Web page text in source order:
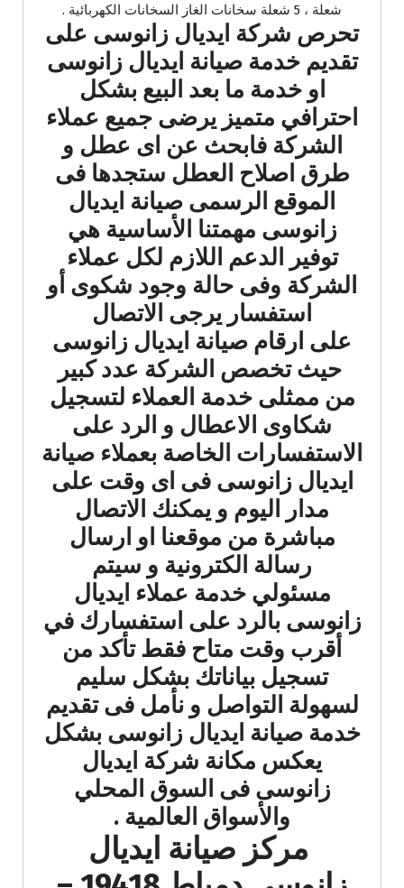
شعلة ، 5 شعلة سخانات الغاز السخانات الكهربائية .
تحرص شركة ايديال زانوسى على
تقديم خدمة صيانة ايديال زانوسى
او خدمة ما بعد البيع بشكل
احترافي متميز يرضى جميع عملاء
الشركة فابحث عن اى عطل و
طرق اصلاح العطل ستجدها فى
الموقع الرسمى صيانة ايديال
زانوسى مهمتنا الأساسية هي
توفير الدعم اللازم لكل عملاء
الشركة وفى حالة وجود شكوى أو
استفسار يرجى الاتصال
على ارقام صيانة ايديال زانوسى
حيث تخصص الشركة عدد كبير
من ممثلى خدمة العملاء لتسجيل
شكاوى الاعطال و الرد على
الاستفسارات الخاصة بعملاء صيانة
ايديال زانوسى فى اى وقت على
مدار اليوم و يمكنك الاتصال
مباشرة من موقعنا او ارسال
رسالة الكترونية و سيتم
مسئولي خدمة عملاء ايديال
زانوسى بالرد على استفسارك في
أقرب وقت متاح فقط تأكد من
تسجيل بياناتك بشكل سليم
لسهولة التواصل و نأمل فى تقديم
خدمة صيانة ايديال زانوسى بشكل
يعكس مكانة شركة ايديال
زانوسى فى السوق المحلي
والأسواق العالمية .
مركز صيانة ايديال